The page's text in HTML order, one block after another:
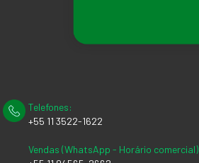
Telefones:
+55 11 3522-1622
Vendas (WhatsApp - Horário comercial)